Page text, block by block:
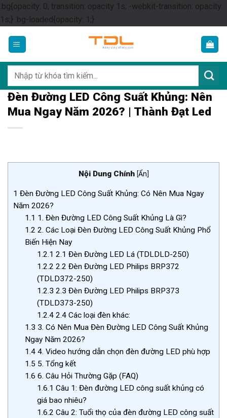
.bg{opacity: 0; transition: opacity 1s; -webkit-transition: opacity
1s;} .bg-loaded{opacity: 1;}Skip
content
kiếm:
Đèn Đường LED Công Suất Khủng: Nên
Mua Ngay Năm 2026? | Thành Đạt Led
Nội Dung Chính [Ẩn]
1 Đèn Đường LED Công Suất Khủng: Có Nên Mua Ngay
Năm 2026?
1.1 1. Đèn Đường LED Công Suất Khủng Là Gì?
1.2 2. Các Loại Đèn Đường LED Công Suất Khủng Phổ
Biến Hiện Nay
1.2.1 2.1 Đèn Đường LED Lá (TDLDLD-250)
1.2.2 2.2 Đèn Đường LED Philips BRP372
(TDLD372-250)
1.2.3 2.3 Đèn Đường LED Philips BRP373
(TDLD373-250)
1.2.42.4 Các loại đèn khác:
1.3 3. Có Nên Mua Đèn Đường LED Công Suất Khủng
Ngay Năm 2026?
1.4 4. Video hướng dẫn chọn đèn đường LED phù hợp
1.5 5. Tổng kết
1.6 6. Câu Hỏi Thường Gặp (FAQ)
1.6.1 Câu 1: Đèn đường LED công suất khủng có
giá bao nhiêu?
1.6.2 Câu 2: Tuổi thọ của đèn đường LED công suất